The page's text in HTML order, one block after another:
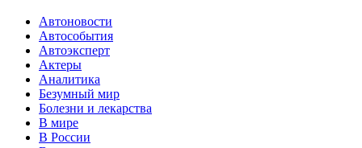
Автоновости
Автособытия
Автоэксперт
Актеры
Аналитика
Безумный мир
Болезни и лекарства
В мире
В России